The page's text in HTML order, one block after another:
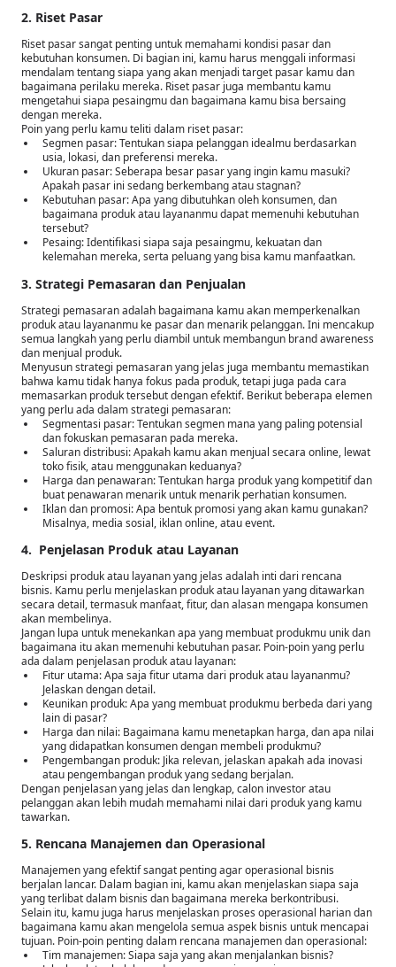
2. Riset Pasar
Riset pasar sangat penting untuk memahami kondisi pasar dan
kebutuhan konsumen. Di bagian ini, kamu harus menggali informasi
mendalam tentang siapa yang akan menjadi target pasar kamu dan
bagaimana perilaku mereka. Riset pasar juga membantu kamu
mengetahui siapa pesaingmu dan bagaimana kamu bisa bersaing
dengan mereka.
Poin yang perlu kamu teliti dalam riset pasar:
Segmen pasar: Tentukan siapa pelanggan idealmu berdasarkan
usia, lokasi, dan preferensi mereka.
Ukuran pasar: Seberapa besar pasar yang ingin kamu masuki?
Apakah pasar ini sedang berkembang atau stagnan?
Kebutuhan pasar: Apa yang dibutuhkan oleh konsumen, dan
bagaimana produk atau layananmu dapat memenuhi kebutuhan
tersebut?
Pesaing: Identifikasi siapa saja pesaingmu, kekuatan dan
kelemahan mereka, serta peluang yang bisa kamu manfaatkan.
3. Strategi Pemasaran dan Penjualan
Strategi pemasaran adalah bagaimana kamu akan memperkenalkan
produk atau layananmu ke pasar dan menarik pelanggan. Ini mencakup
semua langkah yang perlu diambil untuk membangun brand awareness
dan menjual produk.
Menyusun strategi pemasaran yang jelas juga membantu memastikan
bahwa kamu tidak hanya fokus pada produk, tetapi juga pada cara
memasarkan produk tersebut dengan efektif. Berikut beberapa elemen
yang perlu ada dalam strategi pemasaran:
Segmentasi pasar: Tentukan segmen mana yang paling potensial
dan fokuskan pemasaran pada mereka.
Saluran distribusi: Apakah kamu akan menjual secara online, lewat
toko fisik, atau menggunakan keduanya?
Harga dan penawaran: Tentukan harga produk yang kompetitif dan
buat penawaran menarik untuk menarik perhatian konsumen.
Iklan dan promosi: Apa bentuk promosi yang akan kamu gunakan?
Misalnya, media sosial, iklan online, atau event.
4. Penjelasan Produk atau Layanan
Deskripsi produk atau layanan yang jelas adalah inti dari rencana
bisnis. Kamu perlu menjelaskan produk atau layanan yang ditawarkan
secara detail, termasuk manfaat, fitur, dan alasan mengapa konsumen
akan membelinya.
Jangan lupa untuk menekankan apa yang membuat produkmu unik dan
bagaimana itu akan memenuhi kebutuhan pasar. Poin-poin yang perlu
ada dalam penjelasan produk atau layanan:
Fitur utama: Apa saja fitur utama dari produk atau layananmu?
Jelaskan dengan detail.
Keunikan produk: Apa yang membuat produkmu berbeda dari yang
lain di pasar?
Harga dan nilai: Bagaimana kamu menetapkan harga, dan apa nilai
yang didapatkan konsumen dengan membeli produkmu?
Pengembangan produk: Jika relevan, jelaskan apakah ada inovasi
atau pengembangan produk yang sedang berjalan.
Dengan penjelasan yang jelas dan lengkap, calon investor atau
pelanggan akan lebih mudah memahami nilai dari produk yang kamu
tawarkan.
5. Rencana Manajemen dan Operasional
Manajemen yang efektif sangat penting agar operasional bisnis
berjalan lancar. Dalam bagian ini, kamu akan menjelaskan siapa saja
yang terlibat dalam bisnis dan bagaimana mereka berkontribusi.
Selain itu, kamu juga harus menjelaskan proses operasional harian dan
bagaimana kamu akan mengelola semua aspek bisnis untuk mencapai
tujuan. Poin-poin penting dalam rencana manajemen dan operasional:
Tim manajemen: Siapa saja yang akan menjalankan bisnis?